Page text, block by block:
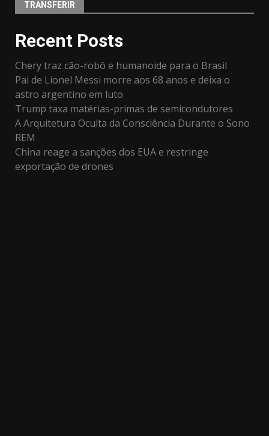
TRANSFERIR
Recent Posts
Chery traz cão-robô e humanoide para o Brasil
Pai de Lionel Messi morre aos 68 anos e deixa o
astro argentino em luto
Trump taxa matérias-primas de semicondutores
A Arquitetura Oculta da Consciência Durante o Sono
REM
China reage a sanções dos EUA e restringe
exportação de drones